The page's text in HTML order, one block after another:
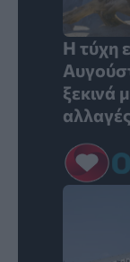
Η τύχη
ξεκινά